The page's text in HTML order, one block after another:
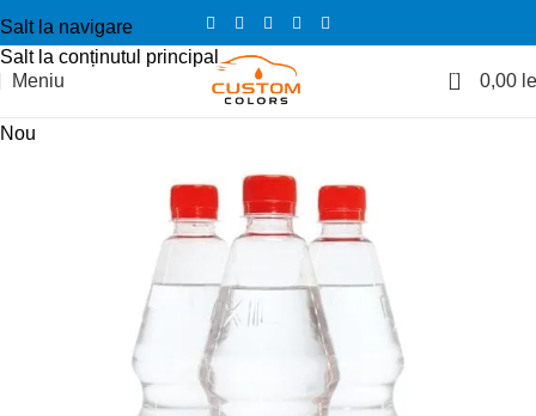
Salt la navigare
Salt la conținutul principal
Meniu
0 0,00
Nou